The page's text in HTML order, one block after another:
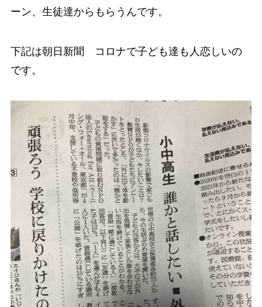
ーン、生徒達からもらうんです。
下記は朝日新聞 コロナで子ども達も人恋しいの
です。